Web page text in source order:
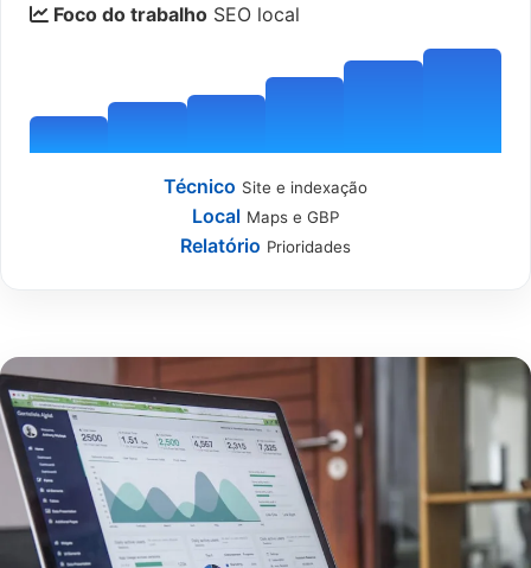
Foco do trabalho SEO local
Técnico Site e indexação
Local Maps e GBP
Relatório Prioridades